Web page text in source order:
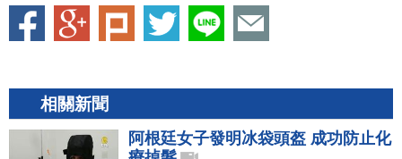
相關新聞
阿根廷女子發明冰袋頭盔 成功防止化